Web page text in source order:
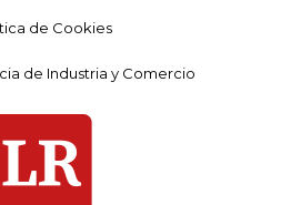
de Cookies
de Industria y Comercio